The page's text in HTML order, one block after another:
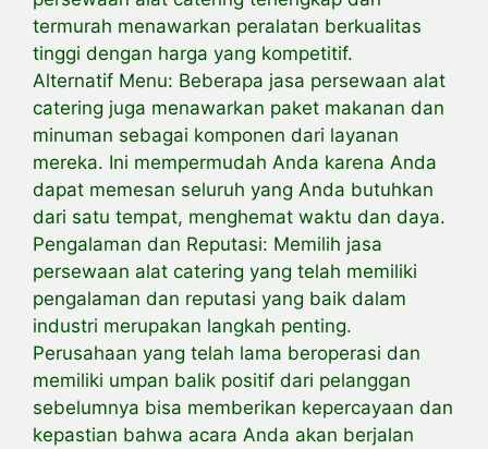
termurah menawarkan peralatan berkualitas
tinggi dengan harga yang kompetitif.
Alternatif Menu: Beberapa jasa persewaan alat
catering juga menawarkan paket makanan dan
minuman sebagai komponen dari layanan
mereka. Ini mempermudah Anda karena Anda
dapat memesan seluruh yang Anda butuhkan
dari satu tempat, menghemat waktu dan daya.
Pengalaman dan Reputasi: Memilih jasa
persewaan alat catering yang telah memiliki
pengalaman dan reputasi yang baik dalam
industri merupakan langkah penting.
Perusahaan yang telah lama beroperasi dan
memiliki umpan balik positif dari pelanggan
sebelumnya bisa memberikan kepercayaan dan
kepastian bahwa acara Anda akan berjalan